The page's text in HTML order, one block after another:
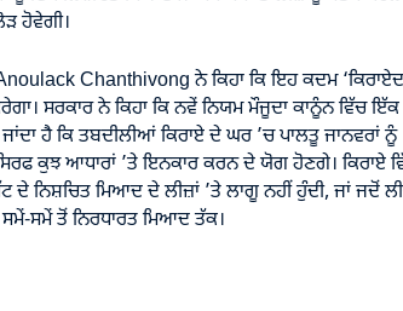
ਹੋਵੇਗੀ।
Chanthivong ਨੇ ਕਿਹਾ ਕਿ ਇਹ ਕਦਮ
ਸਰਕਾਰ ਨੇ ਕਿਹਾ ਕਿ ਨਵੇਂ ਨਿਯਮ ਮੌਜੂਦਾ ਕਾਨੂੰਨ ਵਿੱਚ ਇੱਕ
ਹੈ ਕਿ ਤਬਦੀਲੀਆਂ ਕਿਰਾਏ ਦੇ ਘਰ ’ਚ ਪਾਲਤੂ ਜਾਨਵਰਾਂ ਨੂੰ
ਕੁਝ ਆਧਾਰਾਂ ’ਤੇ ਇਨਕਾਰ ਕਰਨ ਦੇ ਯੋਗ ਹੋਣਗੇ। ਕਿਰਾਏ
ਨਿਸ਼ਚਿਤ ਮਿਆਦ ਦੇ ਲੀਜ਼ਾਂ ’ਤੇ ਲਾਗੂ ਨਹੀਂ ਹੁੰਦੀ, ਜਾਂ ਜਦੋਂ
ਸਮੇਂ-ਸਮੇਂ ਤੋਂ ਨਿਰਧਾਰਤ ਮਿਆਦ ਤੱਕ।